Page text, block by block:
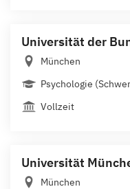
Universität der
München
Psychologie
Vollzeit
Universität
München